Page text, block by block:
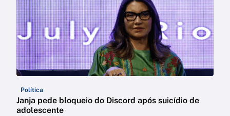
Política
Janja pede bloqueio do Discord após suicídio de
adolescente